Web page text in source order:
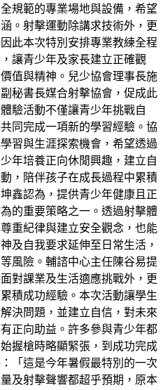
規範的專業場地與設備，希望
。射擊運動除講求技術外，更
此本次特別安排專業教練全程
讓青少年及家長建立正確觀
值與精神。兒少協會理事長施
秘書長媒合射擊協會，促成此
驗活動不僅讓青少年挑戰自
同完成一項新的學習經驗。協
習與生涯探索機會，希望透過
年培養正向休閒興趣，建立自
，陪伴孩子在成長過程中累積
鑫認為，提供青少年健康且正
的重要策略之一。透過射擊體
重紀律與建立安全觀念，也能
及自我要求延伸至日常生活，
風險。輔諮中心主任陳谷易提
對課業及生活適應挑戰外，更
積成功經驗。本次活動讓學生
決問題，並建立自信，對未來
正向助益。許多參與青少年都
握槍時略顯緊張，到成功完成
「這是今年暑假最特別的一次
及射擊聲響都超乎預期，原本